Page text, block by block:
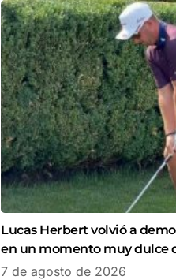
Lucas Herbert volvió a
en un momento muy dulce
7 de agosto de 2026